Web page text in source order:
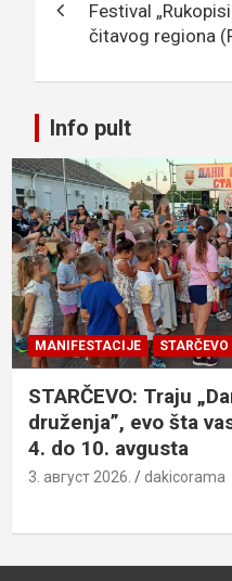
k
Festival
čitavog regiona
Info pult
MANIFESTACIJE STARČEVO
STARČEVO: Traju
druženja”, evo šta
4. do 10. avgusta
3. август 2026. dakicorama